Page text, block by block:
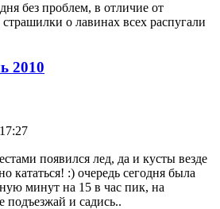
без проблем, в отличие от
о лавинах всех распугали
2010
появился лед, да и кусты везде
кататься! :) очередь сегодня была
минут на 15 в час пик, на
подъезжай и садись..